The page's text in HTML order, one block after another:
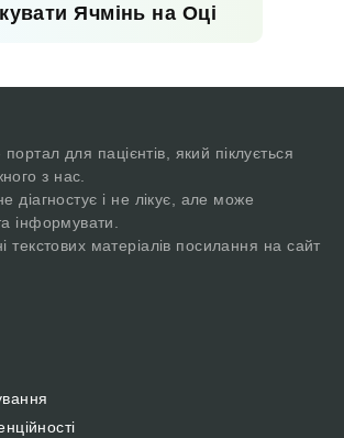
Ячмінь на Оці
для пацієнтів, який піклується
з нас.
діагностує і не лікує, але може
інформувати.
текстових матеріалів посилання на сайт